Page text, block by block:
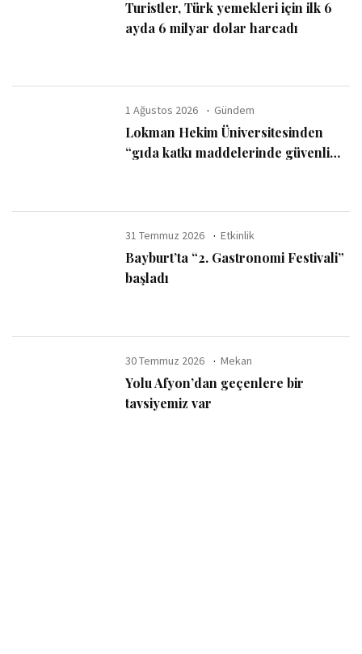
Turistler, Türk yemekleri için ilk 6
ayda 6 milyar dolar harcadı
1 Ağustos 2026 Gündem
Lokman Hekim Üniversitesinden
“gıda katkı maddelerinde güvenli
31 Temmuz 2026 Etkinlik
Bayburt’ta “2. Gastronomi Festivali”
başladı
30 Temmuz 2026 Mekan
Yolu Afyon’dan geçenlere bir
tavsiyemiz var